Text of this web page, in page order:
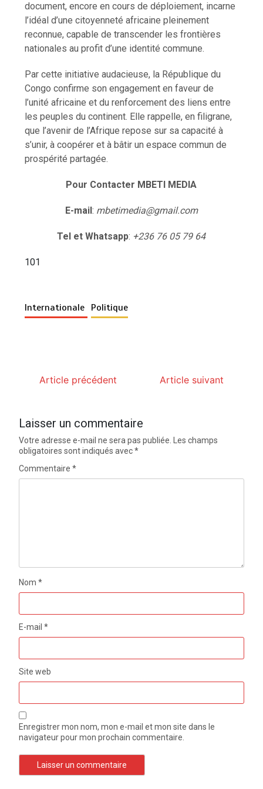
document, encore en cours de déploiement, incarne
l’idéal d’une citoyenneté africaine pleinement
reconnue, capable de transcender les frontières
nationales au profit d’une identité commune.
Par cette initiative audacieuse, la République du
Congo confirme son engagement en faveur de
l’unité africaine et du renforcement des liens entre
les peuples du continent. Elle rappelle, en filigrane,
que l’avenir de l’Afrique repose sur sa capacité à
s’unir, à coopérer et à bâtir un espace commun de
prospérité partagée.
Pour Contacter MBETI MEDIA
E-mail: mbetimedia@gmail.com
Tel et Whatsapp: +236 76 05 79 64
101
Internationale Politique
Article précédent Article suivant
Laisser un commentaire
Votre adresse e-mail ne sera pas publiée. Les champs
obligatoires sont indiqués avec*
Commentaire*
Nom*
E-mail*
Site web
Enregistrer mon nom, mon e-mail et mon site dans le
navigateur pour mon prochain commentaire.